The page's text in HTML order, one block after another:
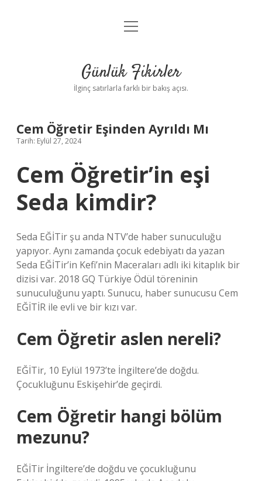
Anasayfa
Yasal Uyarı
menüyü
Günlük Fikirler
İlginç satırlarla farklı bir bakış açısı.
Cem Öğretir Eşinden Ayrıldı Mı
Tarih: Eylül 27, 2024
Cem Öğretir’in eşi
Seda kimdir?
Seda EĞİTir şu anda NTV’de haber sunuculuğu
yapıyor. Aynı zamanda çocuk edebiyatı da yazan
Seda EĞİTir’in Kefi’nin Maceraları adlı iki kitaplık bir
dizisi var. 2018 GQ Türkiye Ödül töreninin
sunuculuğunu yaptı. Sunucu, haber sunucusu Cem
EĞİTİR ile evli ve bir kızı var.
Cem Öğretir aslen nereli?
EĞİTir, 10 Eylül 1973’te İngiltere’de doğdu.
Çocukluğunu Eskişehir’de geçirdi.
Cem Öğretir hangi bölüm
mezunu?
EĞİTir İngiltere’de doğdu ve çocukluğunu